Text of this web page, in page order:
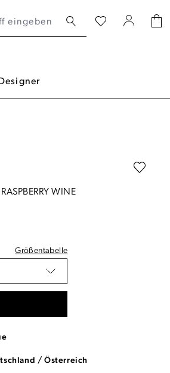
Designer
WINE
Größentabelle
/ Österreich